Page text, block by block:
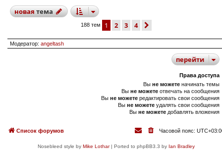
новаятема
188 тем 1 2 3 4
Модератор: angeltash
перейти
Права доступа
Вы не можете начинать темы
Вы не можете отвечать на сообщения
Вы не можете редактировать свои сообщения
Вы не можете удалять свои сообщения
Вы не можете добавлять вложения
Список форумов Часовой пояс:
Nosebleed style by Mike Lothar| Ported to phpBB3.3 by Ian Bradley